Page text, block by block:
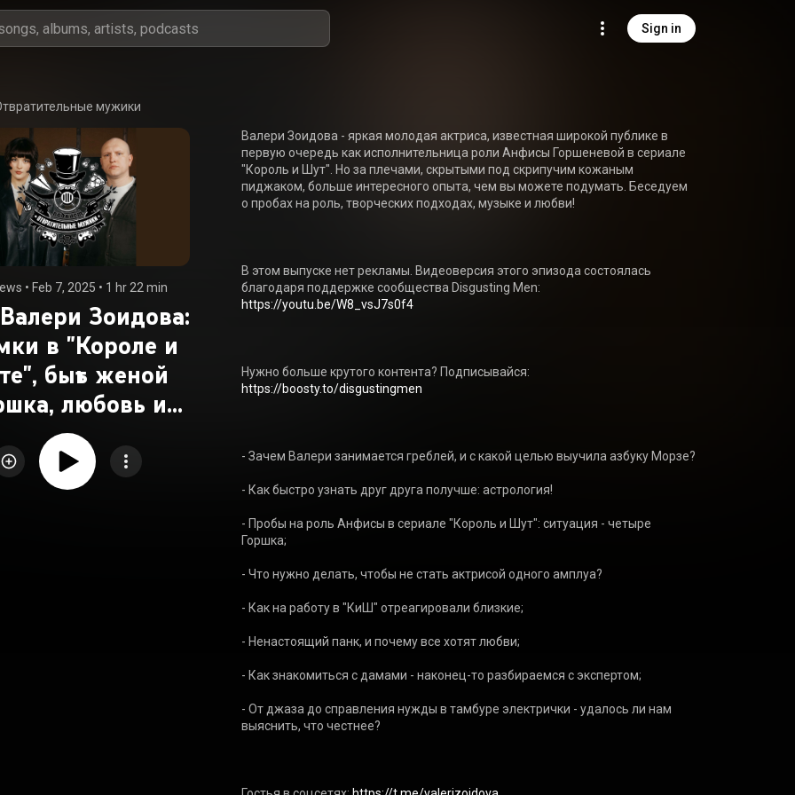
Sign in
мужики
• Feb 7, 2025 • 1 hr 22 min
Зоидова:
в "Короле и
быть женой
любовь и
зависимость
Валери Зоидова - яркая молодая актриса, известная широкой публике в
первую очередь как исполнительница роли Анфисы Горшеневой в сериале
"Король и Шут". Но за плечами, скрытыми под скрипучим кожаным
пиджаком, больше интересного опыта, чем вы можете подумать. Беседуем
о пробах на роль, творческих подходах, музыке и любви!
В этом выпуске нет рекламы. Видеоверсия этого эпизода состоялась
благодаря поддержке сообщества Disgusting Men:
https://youtu.be/W8_vsJ7s0f4
Нужно больше крутого контента? Подписывайся:
https://boosty.to/disgustingmen
- Зачем Валери занимается греблей, и с какой целью выучила азбуку Морзе?
- Как быстро узнать друг друга получше: астрология!
- Пробы на роль Анфисы в сериале "Король и Шут": ситуация - четыре
Горшка;
- Что нужно делать, чтобы не стать актрисой одного амплуа?
- Как на работу в "КиШ" отреагировали близкие;
- Ненастоящий панк, и почему все хотят любви;
- Как знакомиться с дамами - наконец-то разбираемся с экспертом;
- От джаза до справления нужды в тамбуре электрички - удалось ли нам
выяснить, что честнее?